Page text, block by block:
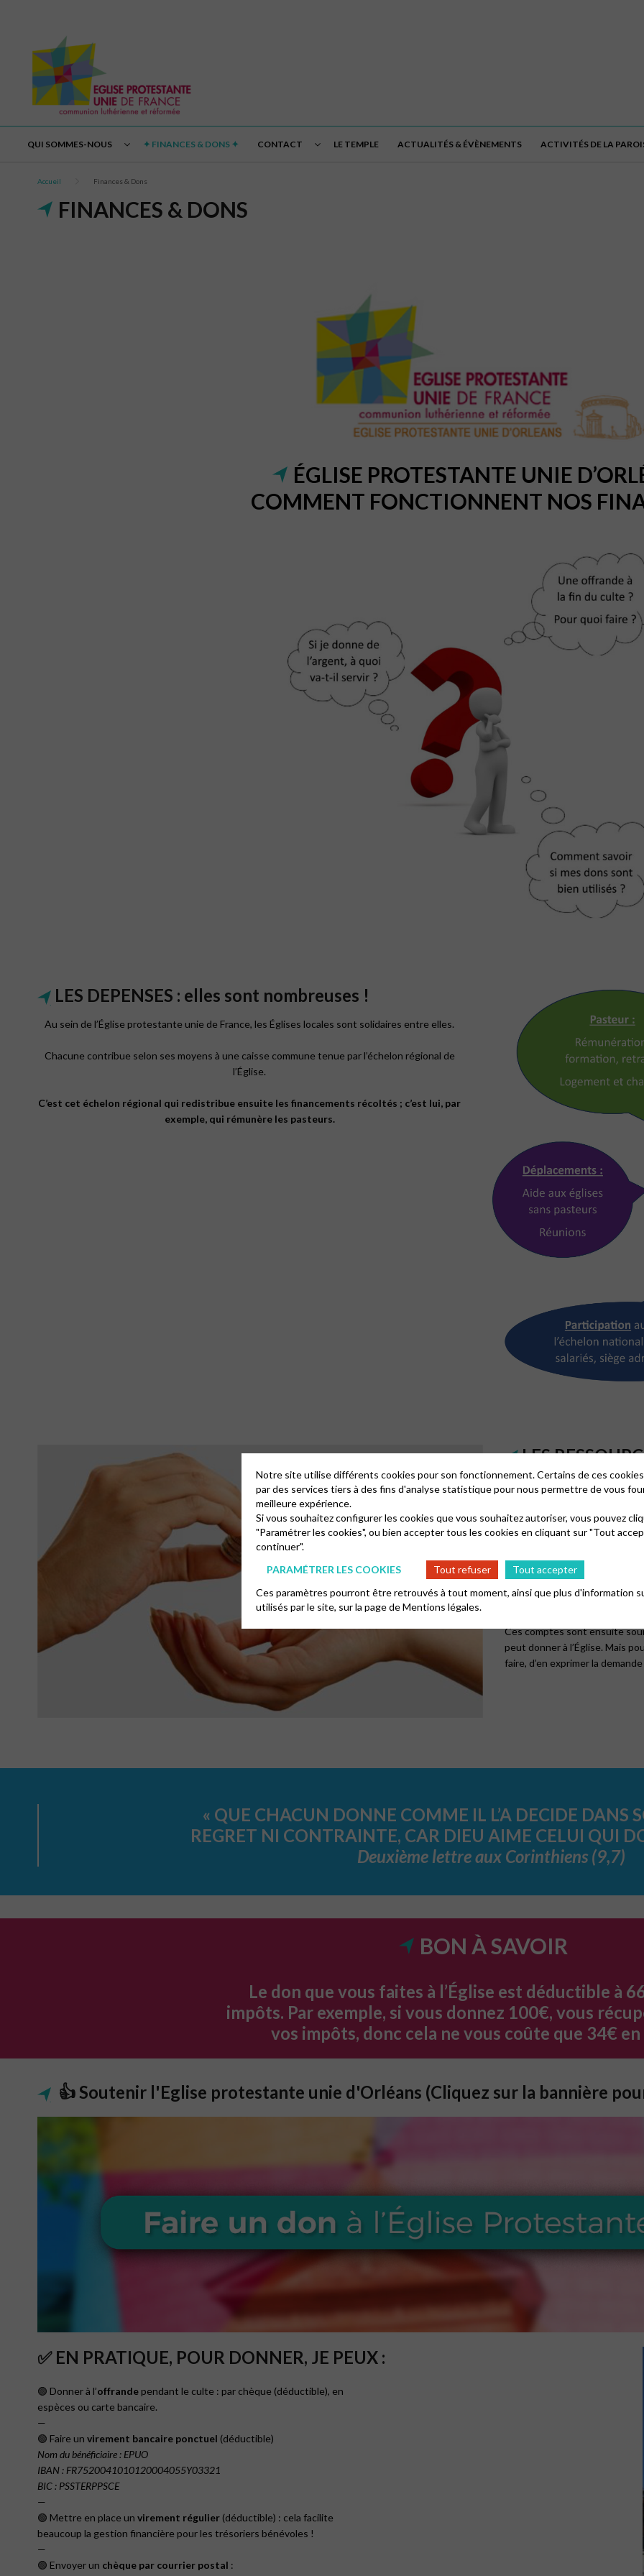
QUI SOMMES-NOUS ✦ FINANCES & DONS ✦ CONTACT LE TEMPLE ACTUALITÉS & ÉVÈNEMENTS ACTIVITÉS DE LA
Accueil Finances & Dons
FINANCES & DONS
ÉGLISE PROTESTANTE UNIE
COMMENT FONCTIONNENT NOS
LES DEPENSES : elles sont nombreuses !
Au sein de l’Église protestante unie de France, les Églises locales sont solidaires entre elles.
Chacune contribue selon ses moyens à une caisse commune tenue par l’échelon régional de
l’Église.
C’est cet échelon régional qui redistribue ensuite les financements récoltés ; c’est lui, par
exemple, qui rémunère les pasteurs.
LES
d’entre nous !
L’Église protestante unie
séparation des Églises et de
territoriales ne lui versent
doit donc trouver elle-
Seuls les dons de ses
unie d’Orléans de faire face
Les comptes de l’association
Ces comptes sont ensuite
peut donner à l’Église. Mais
faire, d’en exprimer la
« QUE CHACUN DONNE COMME IL L’A DECIDE DANS
REGRET NI CONTRAINTE, CAR DIEU AIME CELUI QUI
Deuxième lettre aux Corinthiens (9,7)
BON À SAVOIR
Le don que vous faites à l’Église est déductible à
impôts. Par exemple, si vous donnez 100€, vous
vos impôts, donc cela ne vous coûte que 34€
👍 Soutenir l'Eglise protestante unie d'Orléans (Cliquez sur la bannière
✅ EN PRATIQUE, POUR DONNER, JE PEUX :
🟢 Donner à l’offrande pendant le culte : par chèque (déductible), en
espèces ou carte bancaire.
—
🟢 Faire un virement bancaire ponctuel (déductible)
Nom du bénéficiaire : EPUO
IBAN : FR7520041010120004055Y03321
BIC : PSSTERPPSCE
—
🟢 Mettre en place un virement régulier (déductible) : cela facilite
beaucoup la gestion financière pour les trésoriers bénévoles !
—
🟢 Envoyer un chèque par courrier postal :
Notre site utilise différents cookies pour son fonctionnement. Certains de ces
par des services tiers à des fins d'analyse statistique pour nous permettre de vous
meilleure expérience.
Si vous souhaitez configurer les cookies que vous souhaitez autoriser, vous pouvez
"Paramétrer les cookies", ou bien accepter tous les cookies en cliquant sur "Tout
continuer".
PARAMÉTRER LES COOKIES
Tout refuser
Tout accepter
Ces paramètres pourront être retrouvés à tout moment, ainsi que plus d'information
utilisés par le site, sur la page deMentions légales.